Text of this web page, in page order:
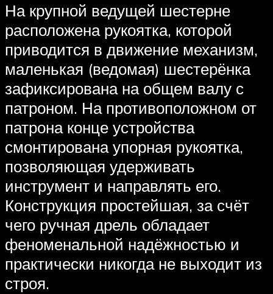
На крупной ведущей шестерне
расположена рукоятка, которой
приводится в движение механизм,
маленькая (ведомая) шестерёнка
зафиксирована на общем валу с
патроном. На противоположном от
патрона конце устройства
смонтирована упорная рукоятка,
позволяющая удерживать
инструмент и направлять его.
Конструкция простейшая, за счёт
чего ручная дрель обладает
феноменальной надёжностью и
практически никогда не выходит из
строя.